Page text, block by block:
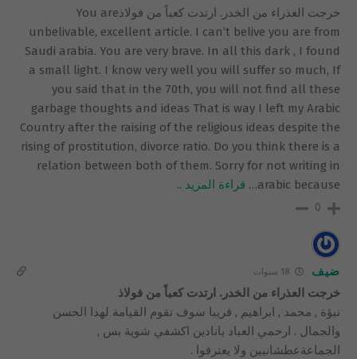
خرجت العذراء من الخدر. ارتدت كعباً من فولاذYou are
unbelivable, excellent article. I can’t belive you are from
Saudi arabia. You are very brave. In all this dark , I found
a small light. I know very well you will suffer so much, If
you said that in the 70th, you will not find all these
garbage thoughts and ideas That is way I left my Arabic
Country after the raising of the religious ideas despite the
rising of prostitution, divorce ratio. Do you think there is a
relation between both of them. Sorry for not writing in
arabic because
… قراءة المزيد ..
0
ضيف 18 سنوات
خرجت العذراء من الخدر. ارتدت كعباً من فولاذ
نبؤة , محمد , ابراهيم , قريبا سوف تقوم القيامة لهدا الحسن
والجمال . ارحمي العباد يانادين اكشفي شوية بس ,
الجماعةعطشانيين ولا يعترفوا .